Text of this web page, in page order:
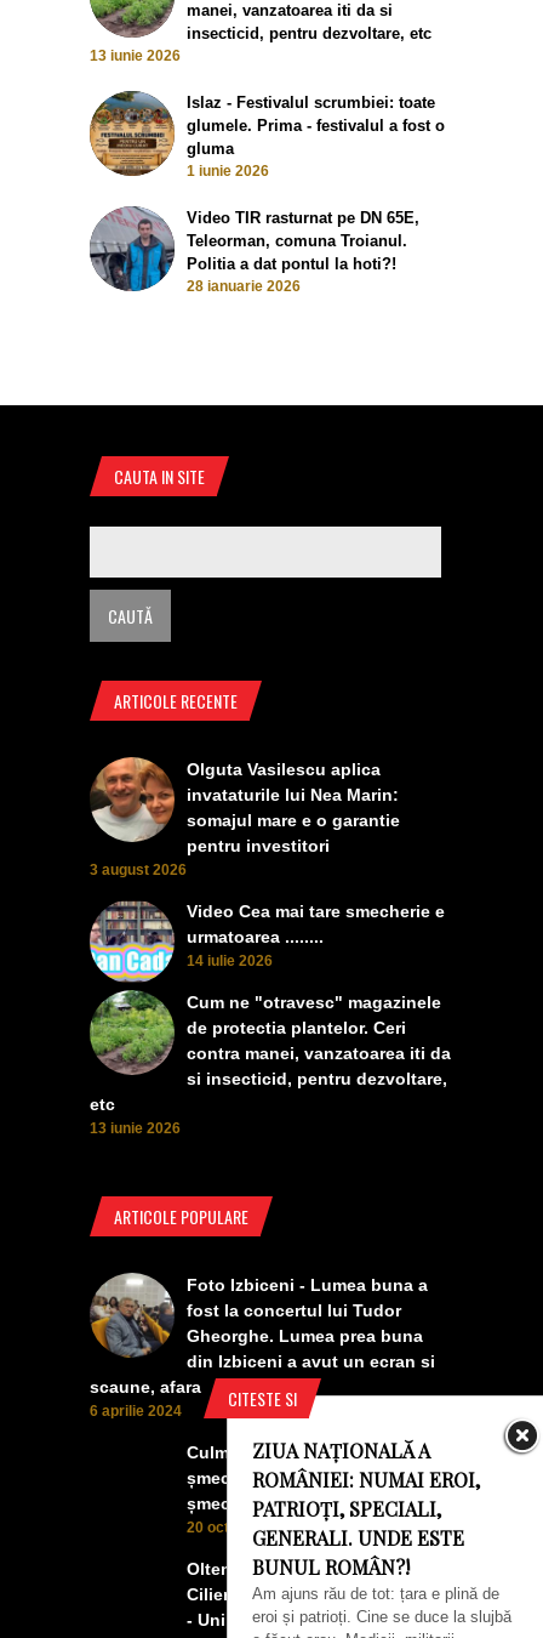
manei, vanzatoarea iti da si
insecticid, pentru dezvoltare, etc
13 iunie 2026
Islaz - Festivalul scrumbiei: toate
glumele. Prima - festivalul a fost o
gluma
1 iunie 2026
Video TIR rasturnat pe DN 65E,
Teleorman, comuna Troianul.
Politia a dat pontul la hoti?!
28 ianuarie 2026
CITESTE SI
ZIUA NAȚIONALĂ A
ROMÂNIEI: NUMAI EROI,
PATRIOȚI, SPECIALI,
GENERALI. UNDE ESTE
BUNUL ROMÂN?!
Am ajuns rău de tot: țara e plină de
eroi și patrioți. Cine se duce la slujbă
CAUTA IN SITE
ARTICOLE RECENTE
Olguta Vasilescu aplica
invataturile lui Nea Marin:
somajul mare e o garantie
pentru investitori
3 august 2026
Video Cea mai tare smecherie e
urmatoarea ........
14 iulie 2026
Cum ne "otravesc" magazinele
de protectia plantelor. Ceri
contra manei, vanzatoarea iti da
si insecticid, pentru dezvoltare,
etc
13 iunie 2026
ARTICOLE POPULARE
Foto Izbiceni - Lumea buna a
fost la concertul lui Tudor
Gheorghe. Lumea prea buna
din Izbiceni a avut un ecran si
scaune, afara
6 aprilie 2024
Culmea smecheriei! O mașină
șmecheră l-a trădat pe cel mai
șmecher oltean
20 octombrie 2022
Oltenii, Dăbulenii, Izbicenii,
Cilienii s-au înfrățit cu Puchenii
- Unii cu munca, alții cu profitul.